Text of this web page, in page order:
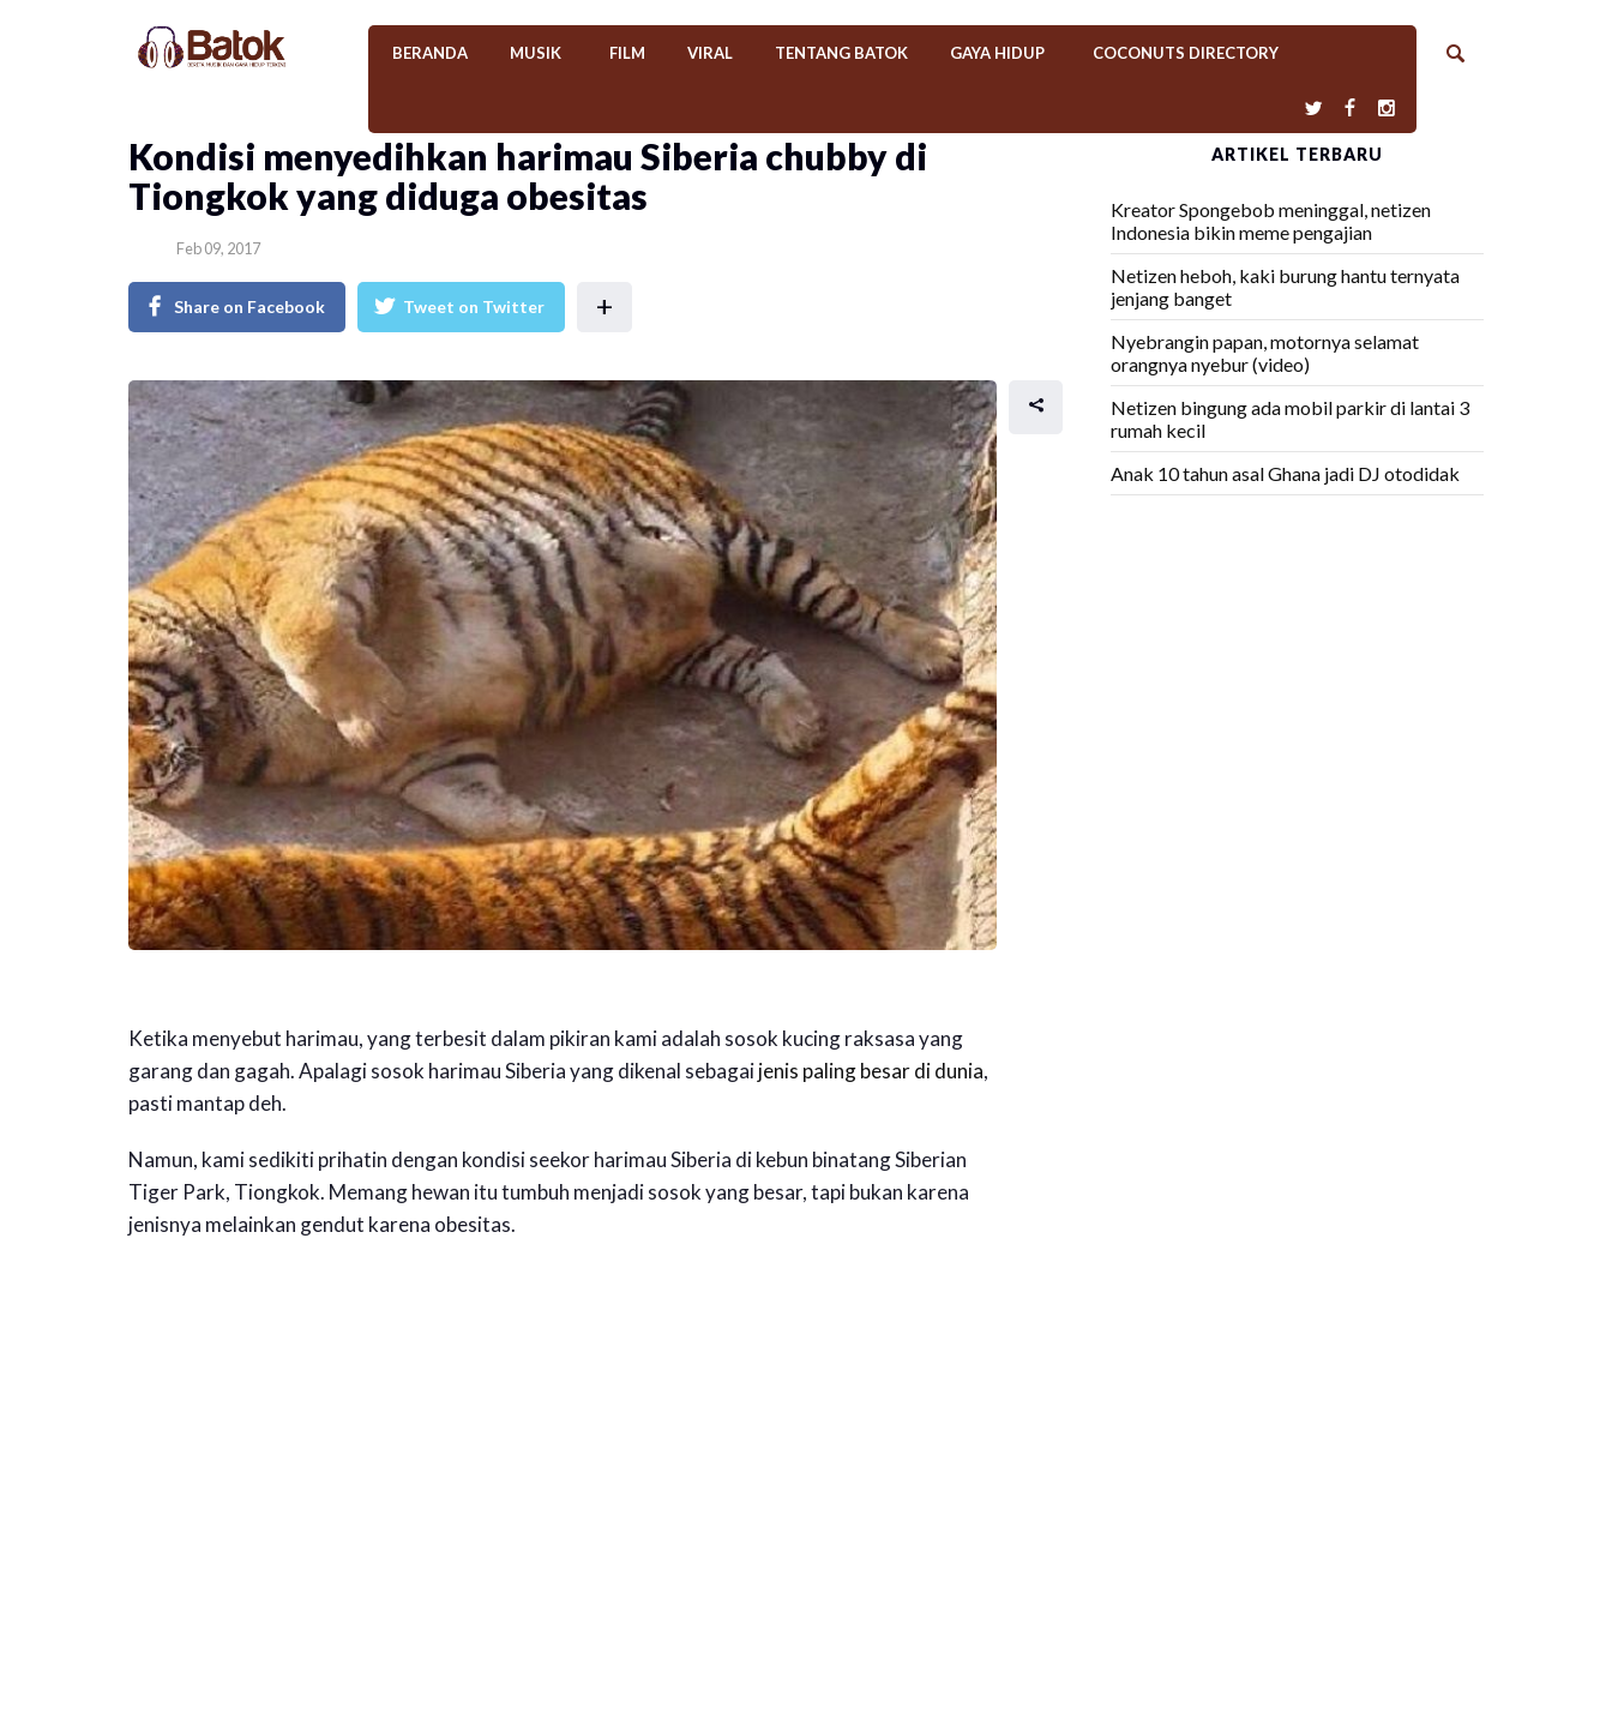
BERANDA MUSIK FILM VIRAL TENTANG BATOK GAYA HIDUP COCONUTS DIRECTORY
Kondisi menyedihkan harimau Siberia chubby di
Tiongkok yang diduga obesitas
Feb 09, 2017
Share on Facebook Tweet on Twitter +
Ketika menyebut harimau, yang terbesit dalam pikiran kami adalah sosok kucing raksasa yang
garang dan gagah. Apalagi sosok harimau Siberia yang dikenal sebagaijenis paling besar di dunia,
pasti mantap deh.
Namun, kami sedikiti prihatin dengan kondisi seekor harimau Siberia di kebun binatang Siberian
Tiger Park, Tiongkok. Memang hewan itu tumbuh menjadi sosok yang besar, tapi bukan karena
jenisnya melainkan gendut karena obesitas.
ARTIKEL TERBARU
Kreator Spongebob meninggal, netizen
Indonesia bikin meme pengajian
Netizen heboh, kaki burung hantu ternyata
jenjang banget
Nyebrangin papan, motornya selamat
orangnya nyebur (video)
Netizen bingung ada mobil parkir di lantai 3
rumah kecil
Anak 10 tahun asal Ghana jadi DJ otodidak